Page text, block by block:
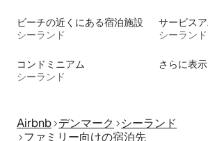
ビーチの近くにある宿泊施設
シーランド
シーランド
コンドミニアム
シーランド
さらに表示
Airbnb デンマーク
シーランド
ファミリー向けの宿泊先